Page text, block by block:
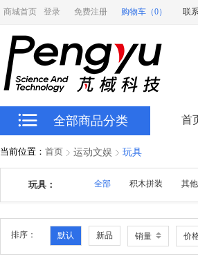
商城首页 登录 免费注册 购物车（0） 联
全部商品分类 首
当前位置： 首页 运动文娱 玩具
玩具： 全部 积木拼装 其
排序： 默认 新品 销量 价